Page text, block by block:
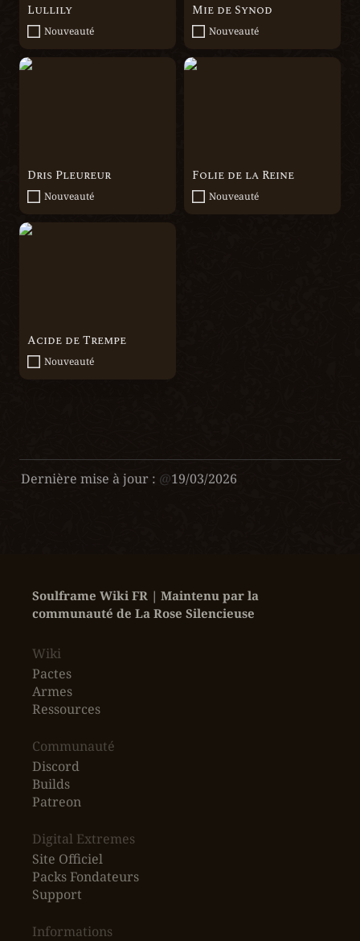
Lullily
Nouveauté
Mie de Synod
Nouveauté
Dris Pleureur
Dris Pleureur
Nouveauté
Folie de la Reine
Folie de la Reine
Nouveauté
Acide de Trempe
Acide de Trempe
Nouveauté
Dernière mise à jour : @19/03/2026
Soulframe Wiki FR | Maintenu par la
communauté de La Rose Silencieuse
Wiki
Pactes
Armes
Ressources
‎Communauté
Discord
Builds
Patreon
Digital Extremes
Site Officiel
Packs Fondateurs
Support
Informations